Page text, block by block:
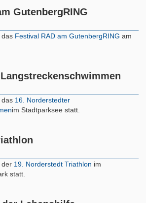
GutenbergRING
das Festival RAD am GutenbergRING am
das 16. Norderstedter
im Stadtparksee statt.
der 19. Norderstedt Triathlon im
statt.